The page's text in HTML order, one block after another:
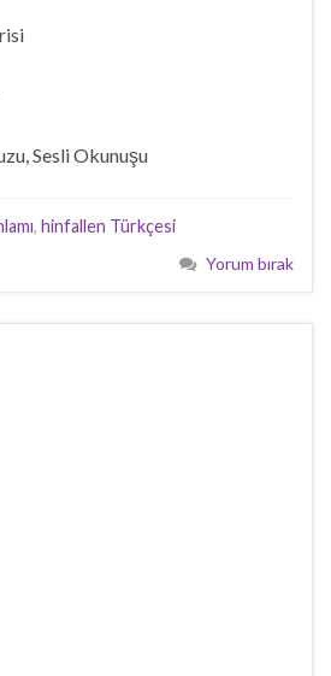
Sesli Okunuşu
, hinfallen Türkçesi
Yorum bırak